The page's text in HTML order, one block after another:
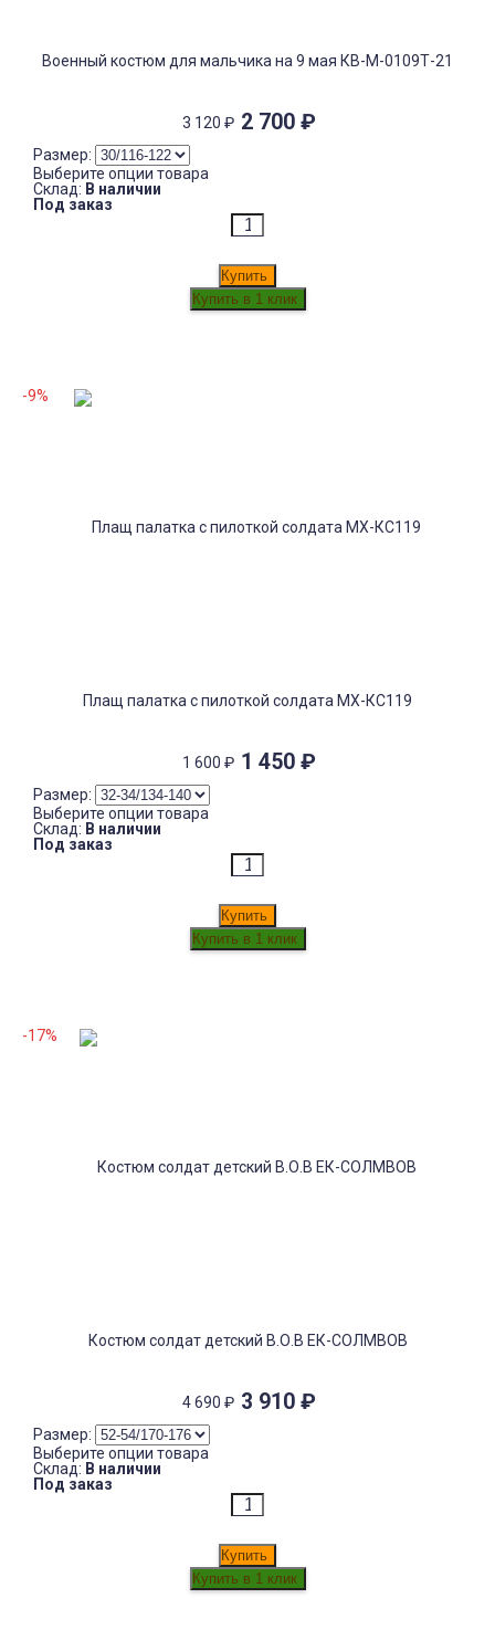
Военный костюм для мальчика на 9 мая КВ-М-0109Т-21
3 120 ₽ 2 700 ₽
Размер:
Выберите опции товара
Склад: В наличии
Под заказ
Купить
Плащ палатка с пилоткой солдата МХ-КС119
1 600 ₽ 1 450 ₽
Размер:
Выберите опции товара
Склад: В наличии
Под заказ
Купить
-9%
Костюм солдат детский В.О.В ЕК-СОЛМВОВ
4 690 ₽ 3 910 ₽
Размер:
Выберите опции товара
Склад: В наличии
Под заказ
Купить
-17%